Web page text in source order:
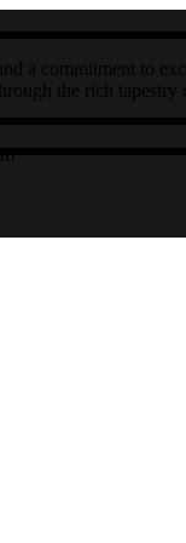
a commitment to
the rich tapestry